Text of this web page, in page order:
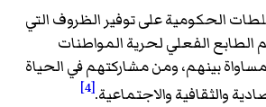
الحكومية على توفير الظروف التي
الفعلي لحرية المواطنات
بينهم، ومن مشاركتهم في الحياة
والثقافية والاجتماعية.[4]